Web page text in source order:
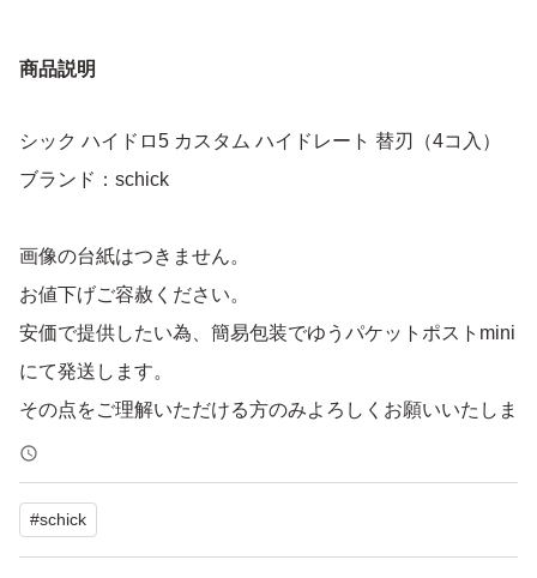
商品説明
シック ハイドロ5 カスタム ハイドレート 替刃（4コ入）
ブランド：schick
画像の台紙はつきません。
お値下げご容赦ください。
安価で提供したい為、簡易包装でゆうパケットポストmini
にて発送します。
その点をご理解いただける方のみよろしくお願いいたしま
す。
#schick